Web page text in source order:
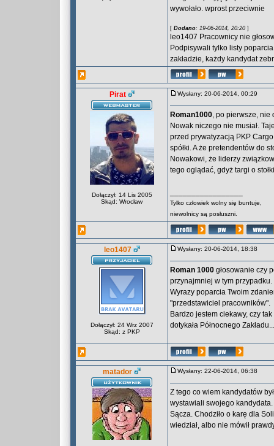
wywołało. wprost przeciwnie
[ Dodano: 19-06-2014, 20:20 ]
leo1407 Pracownicy nie
Podpisywali tylko listy
zakładzie, każdy kandydat
Pirat
Dołączył: 14 Lis 2005
Skąd: Wrocław
Wysłany: 20-06-2014, 00:29
Roman1000, po pierwsze, nie
Nowak niczego nie musiał.
przed prywatyzacją PKP
spółki. A że pretendentów do
Nowakowi, że liderzy
tego oglądać, gdyż targi o
Tylko człowiek wolny się buntuje,
niewolnicy są posłuszni.
leo1407
Dołączył: 24 Wrz 2007
Skąd: z PKP
Wysłany: 20-06-2014, 18:38
Roman 1000 głosowanie czy
przynajmniej w tym przypadku.
Wyrazy poparcia Twoim
"przedstawiciel pracowników".
Bardzo jestem ciekawy, czy
dotykała Północnego
matador Wysłany: 22-06-2014, 06:38
Z tego co wiem kandydatów
wystawiali swojego
Sącza. Chodziło o karę dla
wiedział, albo nie mówił